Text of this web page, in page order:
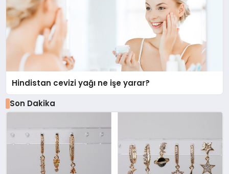
Hindistan cevizi yağı ne işe yarar?
Son Dakika